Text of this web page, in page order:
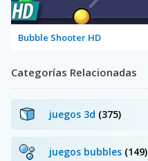
Bubble Shooter HD
Categorías Relacionadas
juegos 3d (375)
juegos bubbles (149)